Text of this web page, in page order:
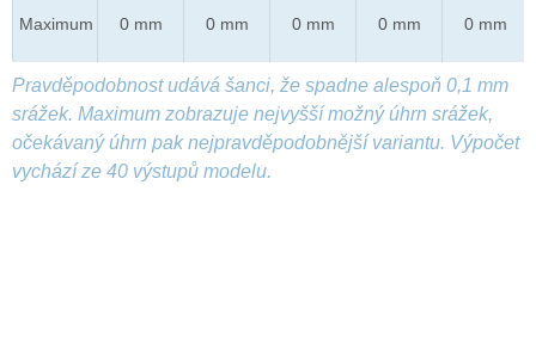
Maximum 0 mm 0 mm 0 mm 0 mm 0 mm
Pravděpodobnost udává šanci, že spadne alespoň 0,1 mm
srážek. Maximum zobrazuje nejvyšší možný úhrn srážek,
očekávaný úhrn pak nejpravděpodobnější variantu. Výpočet
vychází ze 40 výstupů modelu.